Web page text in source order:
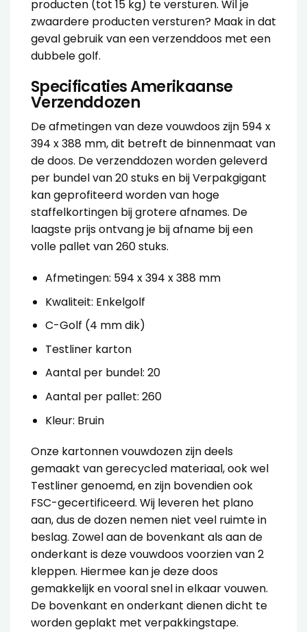
producten (tot 15 kg) te versturen. Wil je
zwaardere producten versturen? Maak in dat
geval gebruik van eenverzenddoos met een
dubbele golf.
Specificaties Amerikaanse
Verzenddozen
De afmetingen van dezevouwdoos zijn 594 x
394 x 388 mm, dit betreft de binnenmaat van
de doos. Deverzenddozenworden geleverd
per bundel van 20 stuks en bij Verpakgigant
kan geprofiteerd worden van hoge
staffelkortingen bij grotere afnames. De
laagste prijs ontvang je bij afname bij een
volle pallet van 260 stuks.
Afmetingen: 594 x 394 x 388 mm
Kwaliteit: Enkelgolf
C-Golf (4 mm dik)
Testliner karton
Aantal per bundel: 20
Aantal per pallet: 260
Kleur: Bruin
Onze kartonnen vouwdozen zijn deels
gemaakt van gerecycled materiaal, ook wel
Testliner genoemd, en zijn bovendien ook
FSC-gecertificeerd. Wij leveren het plano
aan, dus de dozen nemen niet veel ruimte in
beslag. Zowel aan de bovenkant als aan de
onderkant is deze vouwdoos voorzien van 2
kleppen. Hiermee kan je deze doos
gemakkelijk en vooral snel in elkaar vouwen.
De bovenkant en onderkant dienen dicht te
worden geplakt met verpakkingstape.